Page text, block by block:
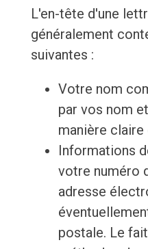
L'en-tête d'une
généralement
suivantes :
Votre nom
par vos nom
manière
Informations
votre numéro
adresse
postale. Le